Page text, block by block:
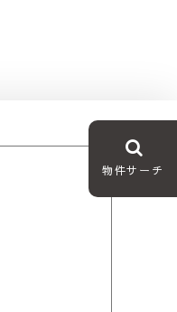
物件サーチ